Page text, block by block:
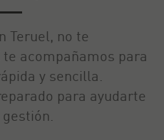
Teruel, no te
te acompañamos para
y sencilla.
para ayudarte